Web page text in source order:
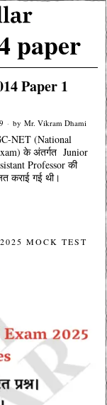
paper
Paper 1
by Mr. Vikram Dhami
NET (National
के अंतर्गत Junior
Professor की
कराई गई थी।
MOCK TEST